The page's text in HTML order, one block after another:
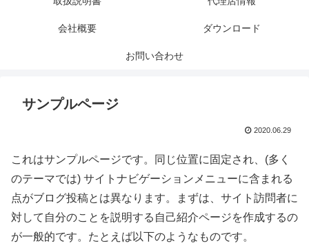
会社概要 ダウンロード
お問い合わせ
サンプルページ
2020.06.29
これはサンプルページです。同じ位置に固定され、(多く
のテーマでは) サイトナビゲーションメニューに含まれる
点がブログ投稿とは異なります。まずは、サイト訪問者に
対して自分のことを説明する自己紹介ページを作成するの
が一般的です。たとえば以下のようなものです。